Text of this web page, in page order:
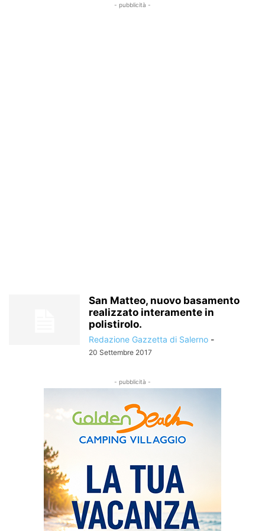
- pubblicità -
San Matteo, nuovo basamento
realizzato interamente in
polistirolo.
Redazione Gazzetta di Salerno -
20 Settembre 2017
- pubblicità -